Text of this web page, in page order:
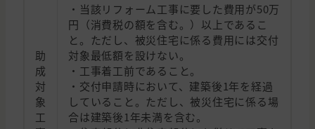
助
成
対
象
工
・当該リフォーム工事に要した費用が50万
円（消費税の額を含む。）以上であるこ
と。ただし、被災住宅に係る費用には交付
対象最低額を設けない。
・工事着工前であること。
・交付申請時において、建築後1年を経過
していること。ただし、被災住宅に係る場
合は建築後1年未満を含む。